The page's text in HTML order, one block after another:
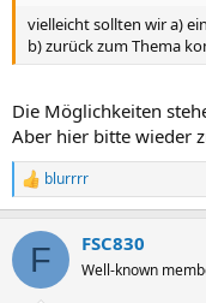
vielleicht sollten wir a)
b) zurück zum Thema
Die Möglichkeiten
Aber hier bitte wieder
R
e
k
i
blurrrr
F FSC830
Well-known